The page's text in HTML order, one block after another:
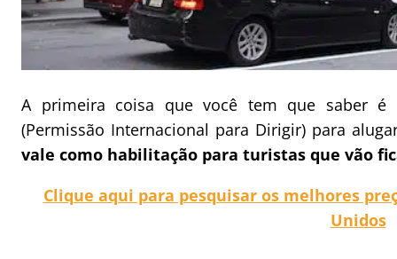
A primeira coisa que você tem que saber
(Permissão Internacional para Dirigir) para
vale como habilitação para turistas que vão
Clique aqui para pesquisar os melhores
Unidos